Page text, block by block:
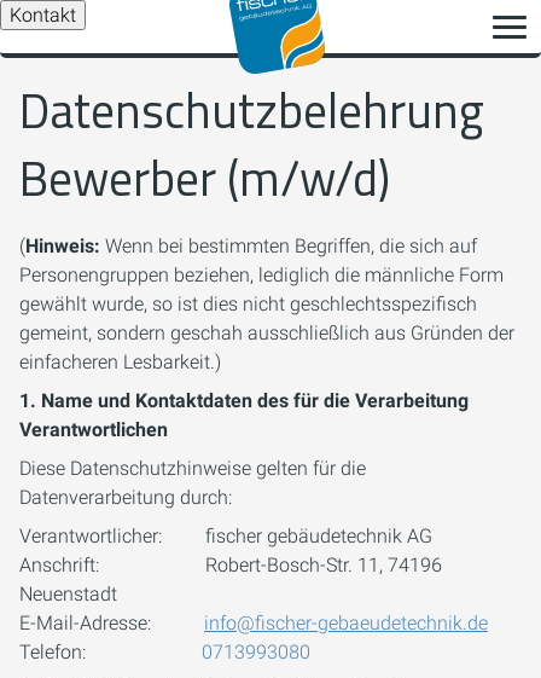
Kontakt
Datenschutzbelehrung
Bewerber (m/w/d)
(Hinweis: Wenn bei bestimmten Begriffen, die sich auf
Personengruppen beziehen, lediglich die männliche Form
gewählt wurde, so ist dies nicht geschlechtsspezifisch
gemeint, sondern geschah ausschließlich aus Gründen der
einfacheren Lesbarkeit.)
1. Name und Kontaktdaten des für die Verarbeitung
Verantwortlichen
Diese Datenschutzhinweise gelten für die
Datenverarbeitung durch:
Verantwortlicher: fischer gebäudetechnik AG
Anschrift: Robert-Bosch-Str. 11, 74196
Neuenstadt
E-Mail-Adresse: info@fischer-gebaeudetechnik.de
Telefon: 0713993080